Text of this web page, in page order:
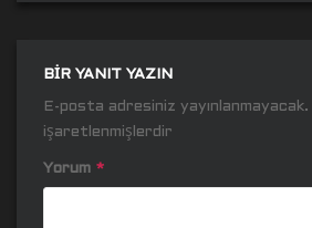
BIR YANIT YAZIN
E-posta adresiniz yayınlanmayacak.
işaretlenmişlerdir
Yorum *